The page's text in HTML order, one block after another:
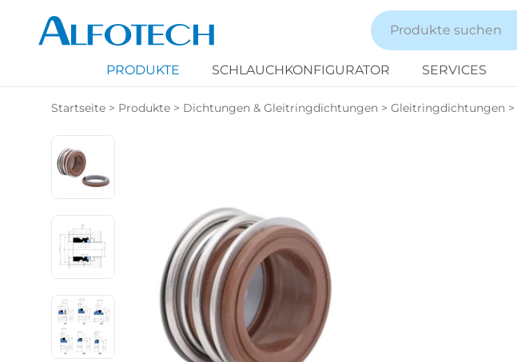
PRODUKTE SCHLAUCHKONFIGURATOR SERVICES
Startseite > Produkte > Dichtungen & Gleitringdichtungen > Gleitringdichtungen >